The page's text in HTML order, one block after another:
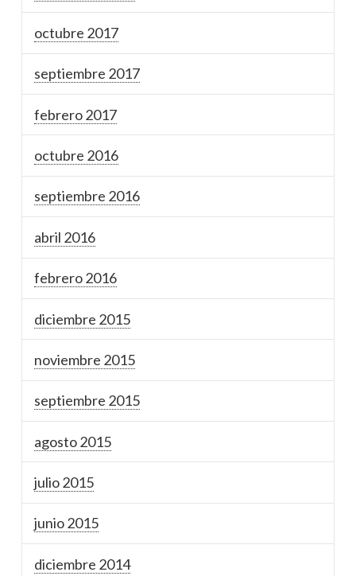
octubre 2017
septiembre 2017
febrero 2017
octubre 2016
septiembre 2016
abril 2016
febrero 2016
diciembre 2015
noviembre 2015
septiembre 2015
agosto 2015
julio 2015
junio 2015
diciembre 2014